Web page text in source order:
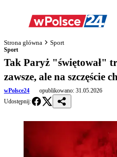
Strona główna Sport
Sport
Tak Paryż "świętował"
zawsze, ale na szczęście
wPolsce24 opublikowano: 31.05.2026
Udostępnij: